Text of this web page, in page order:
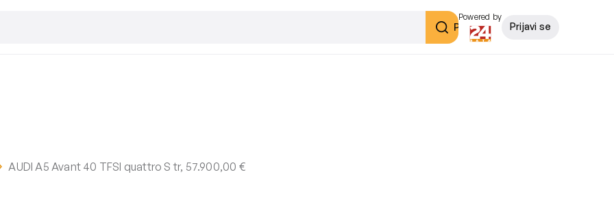
Pretraži
Powered by
Prijavi se
AUDI A5 Avant 40 TFSI quattro S tr, 57.900,00 €